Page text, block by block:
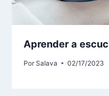
Aprender a
Por Salava 02/17/2023